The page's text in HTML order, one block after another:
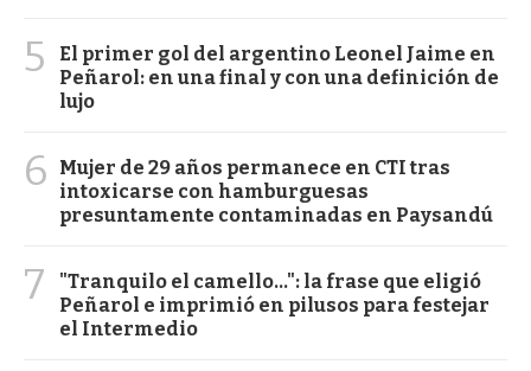
5
El primer gol del argentino Leonel Jaime en
Peñarol: en una final y con una definición de
lujo
6
Mujer de 29 años permanece en CTI tras
intoxicarse con hamburguesas
presuntamente contaminadas en Paysandú
7
"Tranquilo el camello...": la frase que eligió
Peñarol e imprimió en pilusos para festejar
el Intermedio